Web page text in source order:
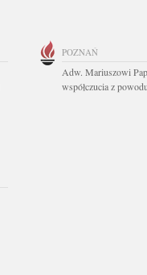
POZNAŃ
Adw. Mariuszowi
współczucia z